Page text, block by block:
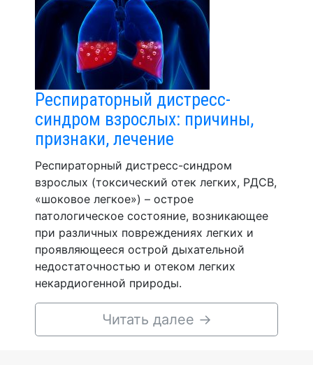
Респираторный дистресс-
синдром взрослых: причины,
признаки, лечение
Респираторный дистресс-синдром
взрослых (токсический отек легких, РДСВ,
«шоковое легкое») – острое
патологическое состояние, возникающее
при различных повреждениях легких и
проявляющееся острой дыхательной
недостаточностью и отеком легких
некардиогенной природы.
Читать далее →